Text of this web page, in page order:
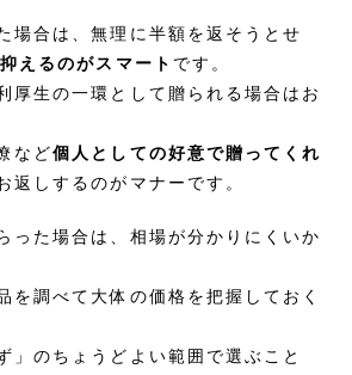
場合は、無理に半額を返そうとせ
えるのがスマート です。
厚生の一環として贈られる場合はお
など個人としての好意で贈ってくれ
返しするのがマナーです。
った場合は、相場が分かりにくいか
を調べて大体の価格を把握しておく
」のちょうどよい範囲で選ぶこと